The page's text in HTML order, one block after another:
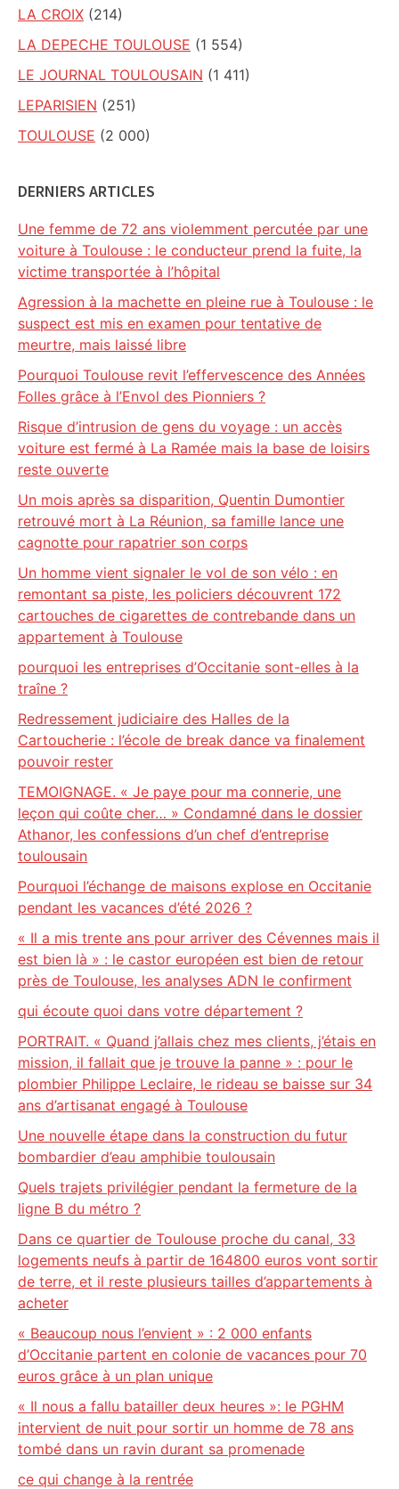
LA CROIX (214)
LA DEPECHE TOULOUSE (1 554)
LE JOURNAL TOULOUSAIN (1 411)
LEPARISIEN (251)
TOULOUSE (2 000)
DERNIERS ARTICLES
Une femme de 72 ans violemment percutée par une
voiture à Toulouse : le conducteur prend la fuite, la
victime transportée à l’hôpital
Agression à la machette en pleine rue à Toulouse : le
suspect est mis en examen pour tentative de
meurtre, mais laissé libre
Pourquoi Toulouse revit l’effervescence des Années
Folles grâce à l’Envol des Pionniers ?
Risque d’intrusion de gens du voyage : un accès
voiture est fermé à La Ramée mais la base de loisirs
reste ouverte
Un mois après sa disparition, Quentin Dumontier
retrouvé mort à La Réunion, sa famille lance une
cagnotte pour rapatrier son corps
Un homme vient signaler le vol de son vélo : en
remontant sa piste, les policiers découvrent 172
cartouches de cigarettes de contrebande dans un
appartement à Toulouse
pourquoi les entreprises d’Occitanie sont-elles à la
traîne ?
Redressement judiciaire des Halles de la
Cartoucherie : l’école de break dance va finalement
pouvoir rester
TEMOIGNAGE. « Je paye pour ma connerie, une
leçon qui coûte cher… » Condamné dans le dossier
Athanor, les confessions d’un chef d’entreprise
toulousain
Pourquoi l’échange de maisons explose en Occitanie
pendant les vacances d’été 2026 ?
« Il a mis trente ans pour arriver des Cévennes mais il
est bien là » : le castor européen est bien de retour
près de Toulouse, les analyses ADN le confirment
qui écoute quoi dans votre département ?
PORTRAIT. « Quand j’allais chez mes clients, j’étais en
mission, il fallait que je trouve la panne » : pour le
plombier Philippe Leclaire, le rideau se baisse sur 34
ans d’artisanat engagé à Toulouse
Une nouvelle étape dans la construction du futur
bombardier d’eau amphibie toulousain
Quels trajets privilégier pendant la fermeture de la
ligne B du métro ?
Dans ce quartier de Toulouse proche du canal, 33
logements neufs à partir de 164800 euros vont sortir
de terre, et il reste plusieurs tailles d’appartements à
acheter
« Beaucoup nous l’envient » : 2 000 enfants
d’Occitanie partent en colonie de vacances pour 70
euros grâce à un plan unique
« Il nous a fallu batailler deux heures »: le PGHM
intervient de nuit pour sortir un homme de 78 ans
tombé dans un ravin durant sa promenade
ce qui change à la rentrée